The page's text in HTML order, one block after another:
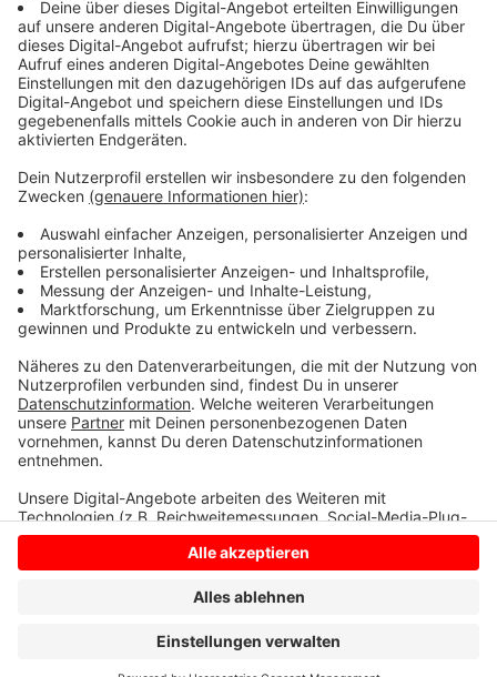
Menschen gehen Blut spenden. Das sagt der DRK-
Blutspendedienst West.
Wenn Ihr helfen wollt, müsst UIhr einen Termin
vereinbaren.Hier gibt es Termine:
seid, könnt Ihr schon am Tag nach der Impfung Blut
spenden, wenn Ihr keine Impfnebenwirkungen habt.
Beim Blutspenden müsst Ihr eine FFP2-Maske tragen
und es gilt 3G.
Anzeige